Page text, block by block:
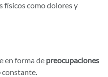
físicos como dolores y
en forma de preocupaciones
constante.